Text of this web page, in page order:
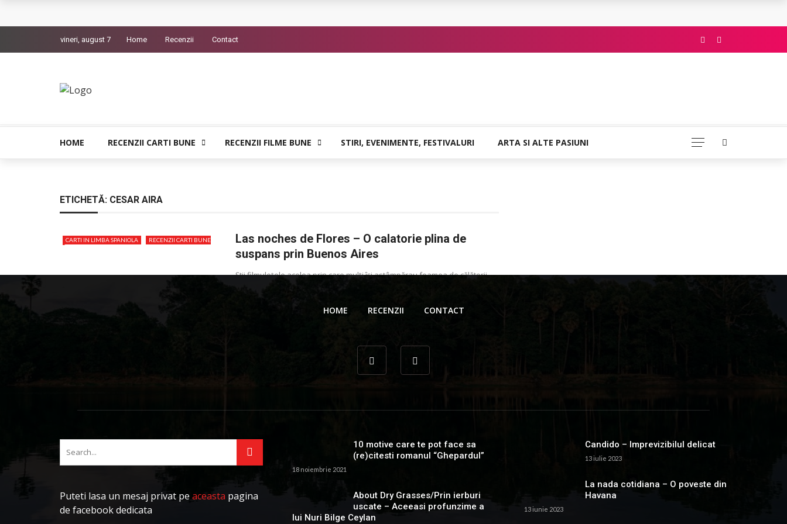
Bolla – O iubire interzisa din Pristina
Indragostitii de Franz K. – Justitiarii literaturii
vineri, august 7 Home Recenzii Contact
HOME RECENZII CARTI BUNE RECENZII FILME BUNE STIRI, EVENIMENTE, FESTIVALURI ARTA SI ALTE PASIUNI
ETICHETĂ: CESAR AIRA
CARTI IN LIMBA SPANIOLA RECENZII CARTI BUNE
Las noches de Flores – O calatorie plina de
suspans prin Buenos Aires
Ştii filmuleţele acelea prin care mulţi își astâmpărau foamea de călătorii
20 decembrie 2022
HOME RECENZII CONTACT
Puteti lasa un mesaj privat pe aceasta pagina
de facebook dedicata
10 motive care te pot face sa
(re)citesti romanul “Ghepardul”
18 noiembrie 2021
About Dry Grasses/Prin ierburi
uscate – Aceeasi profunzime a
lui Nuri Bilge Ceylan
Candido – Imprevizibilul delicat
13 iulie 2023
La nada cotidiana – O poveste din
Havana
13 iunie 2023